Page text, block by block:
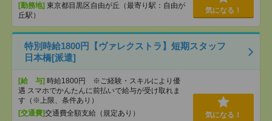
[勤務地] 東京都目黒区自由が丘（最寄り駅：自由が
丘駅）
気になる！
特別時給1800円【ヴァレクストラ】短期スタッフ
日本橋[派遣]
[給 与] 時給1800円 ※ご経験・スキルにより優
遇 スマホでかんたんに前払いで給与が受け取れま
す（※上限、条件あり）
[交通費]交通費全額支給（規定あり）
気になる！